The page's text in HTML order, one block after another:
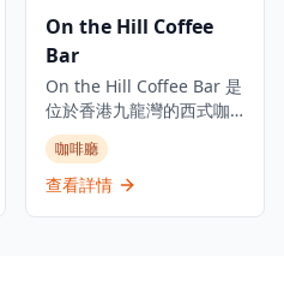
On the Hill Coffee
Bar
On the Hill Coffee Bar 是
位於香港九龍灣的西式咖
啡店，專門提供精品咖
啡、手工烘焙食品和創意
飲品。這家咖啡店是香港
咖啡廳
查看詳情